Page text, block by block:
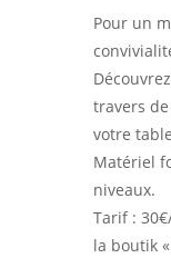
Pour un
travers
votre
Matériel
niveaux.
Tarif :
la boutik